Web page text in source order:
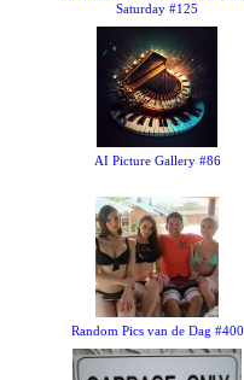
Saturday #125
AI Picture Gallery #86
Random Pics van de Dag #400